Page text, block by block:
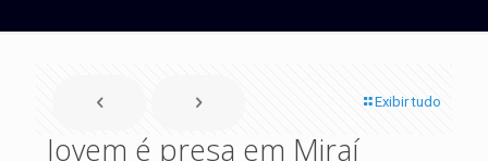
Exibir tudo
Jovem é presa em Miraí